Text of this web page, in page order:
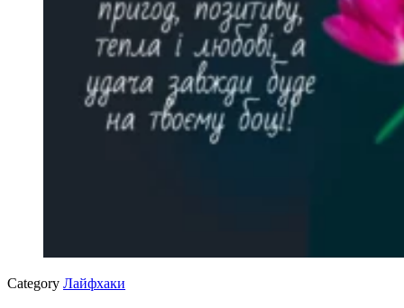
Category Лайфхаки